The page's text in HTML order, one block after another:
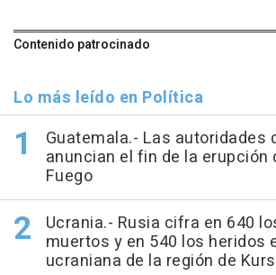
Contenido patrocinado
Lo más leído en Política
Guatemala.- Las autoridades
anuncian el fin de la erupción
Fuego
Ucrania.- Rusia cifra en 640
muertos y en 540 los heridos
ucraniana de la región de